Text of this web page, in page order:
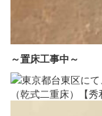
～置床工事中 ～